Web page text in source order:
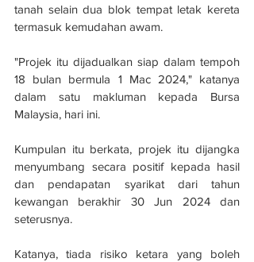
tanah selain dua blok tempat letak kereta
termasuk kemudahan awam.
"Projek itu dijadualkan siap dalam tempoh
18 bulan bermula 1 Mac 2024," katanya
dalam satu makluman kepada Bursa
Malaysia, hari ini.
Kumpulan itu berkata, projek itu dijangka
menyumbang secara positif kepada hasil
dan pendapatan syarikat dari tahun
kewangan berakhir 30 Jun 2024 dan
seterusnya.
Katanya, tiada risiko ketara yang boleh